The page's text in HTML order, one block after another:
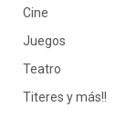
Cine
Juegos
Teatro
Titeres y más!!